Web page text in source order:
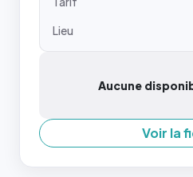
Lieu
Aucune
Voir la